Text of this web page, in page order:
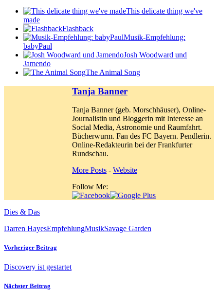
This delicate thing we've
made
Flashback
Musik-Empfehlung:
babyPaul
Josh Woodward und
Jamendo
The Animal Song
Tanja Banner
Tanja Banner (geb. Morschhäuser), Online-
Journalistin und Bloggerin mit Interesse an
Social Media, Astronomie und Raumfahrt.
Bücherwurm. Fan des FC Bayern. Pendlerin.
Online-Redakteurin bei der Frankfurter
Rundschau.
More Posts - Website
Follow Me:
Dies & Das
Darren HayesEmpfehlungMusikSavage Garden
Vorheriger Beitrag
Discovery ist gestartet
Nächster Beitrag